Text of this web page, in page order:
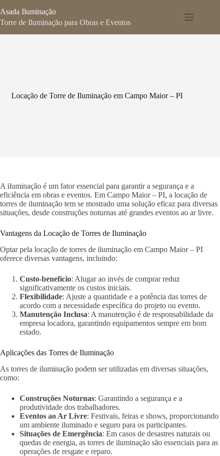
para
o
Asada Iluminação
Torre de Iluminação para Obras e Eventos
Locação de Torre de Iluminação em Campo Maior – PI
A iluminação é um fator essencial para garantir a segurança e a
eficiência em obras e eventos. Em Campo Maior – PI, a locação de
torres de iluminação tem se mostrado uma solução eficaz para diversas
situações, desde construções noturnas até grandes eventos ao ar livre.
Vantagens da Locação de Torres de Iluminação
Optar pela locação de torres de iluminação em Campo Maior – PI
oferece diversas vantagens, incluindo:
Custo-benefício: Alugar ao invés de comprar reduz
significativamente os custos iniciais.
Flexibilidade: Ajuste a quantidade e a potência das torres de
acordo com a necessidade específica do projeto ou evento.
Manutenção Inclusa: A manutenção é de responsabilidade da
empresa locadora, garantindo equipamentos sempre em bom
estado.
Aplicações das Torres de Iluminação
As torres de iluminação podem ser utilizadas em diversas situações,
como:
Construções Noturnas: Garantindo a segurança e a
produtividade dos trabalhadores.
Eventos ao Ar Livre: Festivais, feiras e shows, proporcionando
um ambiente iluminado e seguro para os participantes.
Situações de Emergência: Em casos de desastres naturais ou
quedas de energia, as torres de iluminação são essenciais para as
operações de resgate e reparo.